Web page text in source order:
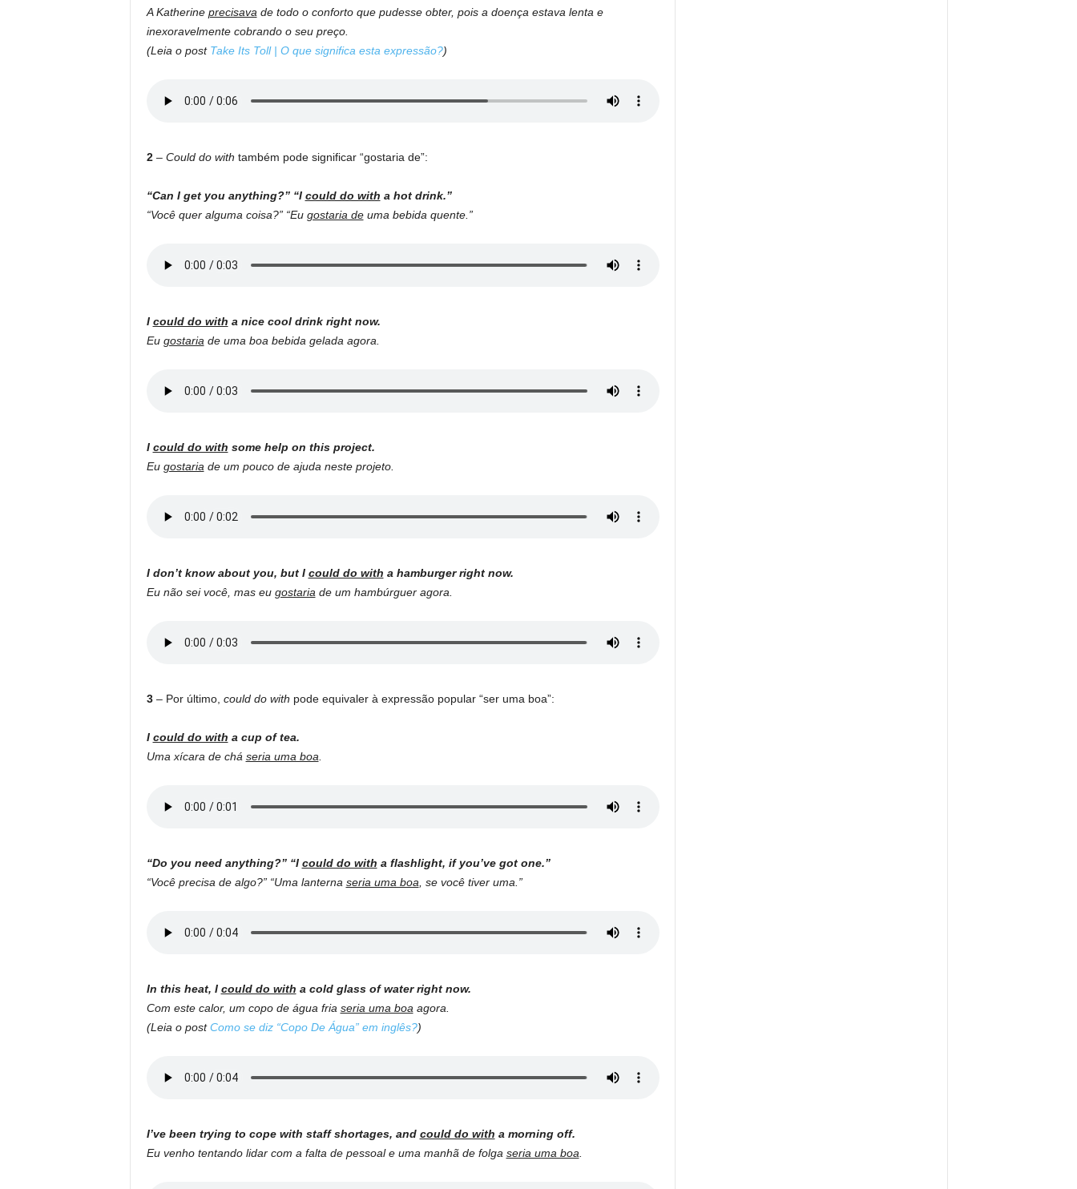
A Katherine precisava de todo o conforto que pudesse obter, pois a doença estava lenta e
inexoravelmente cobrando o seu preço.
(Leia o post Take Its Toll | O que significa esta expressão?)
2– Could do with também pode significar “gostaria de”:
“Can I get you anything?” “I could do with a hot drink.”
“Você quer alguma coisa?” “Eu gostaria deuma bebida quente.”
I could do with a nice cool drink right now.
Eu gostaria de uma boa bebida gelada agora.
I could do with some help on this project.
Eu gostaria de um pouco de ajuda neste projeto.
I don’t know about you, but I could do with a hamburger right now.
Eu não sei você, mas eu gostaria de um hambúrguer agora.
3– Por último, could do with pode equivaler à expressão popular “ser uma boa”:
I could do with a cup of tea.
Uma xícara de chá seria uma boa
“Do you need anything?” “I could do with a flashlight, if you’ve got one.”
“Você precisa de algo?” “Uma lanterna seria uma boa , se você tiver uma.”
In this heat, I could do with a cold glass of water right now.
Com este calor, um copo de água fria seria uma boa agora.
(Leia o postComo se diz “Copo De Água” em inglês?)
I’ve been trying to cope with staff shortages, and could do with a morning off.
Eu venho tentando lidar com a falta de pessoal e uma manhã de folga seria uma boa